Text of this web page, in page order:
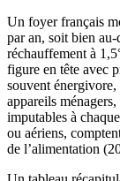
Un foyer français
par an, soit bien
réchauffement à
figure en tête avec
souvent
appareils
imputables à
ou aériens,
de l’alimentation